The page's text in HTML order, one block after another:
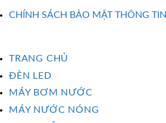
CHÍNH SÁCH BẢO MẬT THÔNG TIN
TRANG CHỦ
ĐÈN LED
MÁY BƠM NƯỚC
MÁY NƯỚC NÓNG